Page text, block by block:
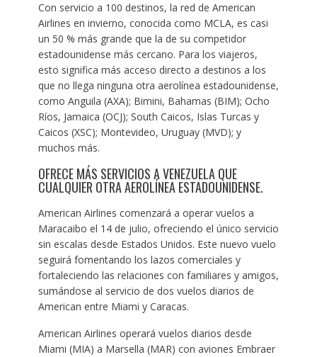
Con servicio a 100 destinos, la red de American
Airlines en invierno, conocida como MCLA, es casi
un 50 % más grande que la de su competidor
estadounidense más cercano. Para los viajeros,
esto significa más acceso directo a destinos a los
que no llega ninguna otra aerolínea estadounidense,
como Anguila (AXA); Bimini, Bahamas (BIM); Ocho
Ríos, Jamaica (OCJ); South Caicos, Islas Turcas y
Caicos (XSC); Montevideo, Uruguay (MVD); y
muchos más.
OFRECE MÁS SERVICIOS A VENEZUELA QUE
CUALQUIER OTRA AEROLÍNEA ESTADOUNIDENSE.
American Airlines comenzará a operar vuelos a
Maracaibo el 14 de julio, ofreciendo el único servicio
sin escalas desde Estados Unidos. Este nuevo vuelo
seguirá fomentando los lazos comerciales y
fortaleciendo las relaciones con familiares y amigos,
sumándose al servicio de dos vuelos diarios de
American entre Miami y Caracas.
American Airlines operará vuelos diarios desde
Miami (MIA) a Marsella (MAR) con aviones Embraer